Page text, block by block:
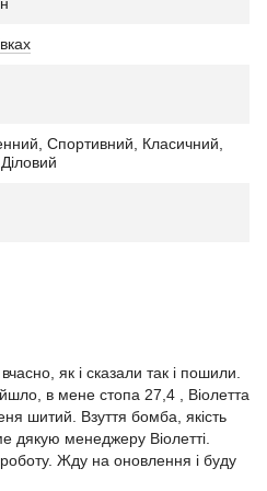
Спортивний, Класичний,
як і сказали так і пошили.
в мене стопа 27,4 , Віолетта
шитий. Взуття бомба, якість
менеджеру Віолетті.
Жду на оновлення і буду